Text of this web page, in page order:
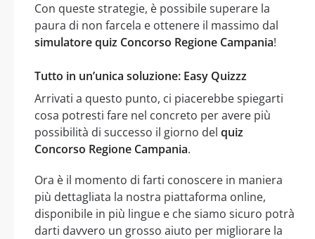
Con queste strategie, è possibile superare la
paura di non farcela e ottenere il massimo dal
simulatore quiz Concorso Regione Campania!
Tutto in un’unica soluzione: Easy Quizzz
Arrivati a questo punto, ci piacerebbe spiegarti
cosa potresti fare nel concreto per avere più
possibilità di successo il giorno del quiz
Concorso Regione Campania.
Ora è il momento di farti conoscere in maniera
più dettagliata la nostra piattaforma online,
disponibile in più lingue e che siamo sicuro potrà
darti davvero un grosso aiuto per migliorare la